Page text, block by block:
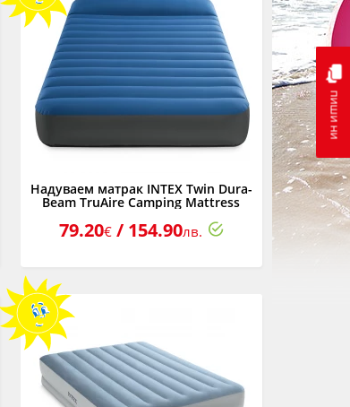
пиши ни
Надуваем матрак INTEX Twin Dura-
Beam TruAire Camping Mattress
79.20€/ 154.90лв.